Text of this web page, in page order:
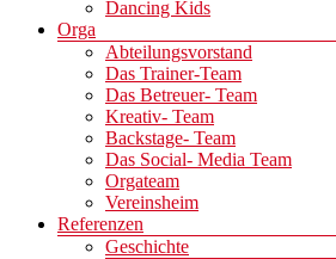
Dancing Kids
Orga
Abteilungsvorstand
Das Trainer-Team
Das Betreuer- Team
Kreativ- Team
Backstage- Team
Das Social- Media Team
Orgateam
Vereinsheim
Referenzen
Geschichte